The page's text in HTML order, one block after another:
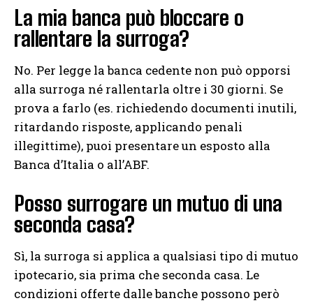
La mia banca può bloccare o
rallentare la surroga?
No. Per legge la banca cedente non può opporsi
alla surroga né rallentarla oltre i 30 giorni. Se
prova a farlo (es. richiedendo documenti inutili,
ritardando risposte, applicando penali
illegittime), puoi presentare un esposto alla
Banca d’Italia o all’ABF.
Posso surrogare un mutuo di una
seconda casa?
Sì, la surroga si applica a qualsiasi tipo di mutuo
ipotecario, sia prima che seconda casa. Le
condizioni offerte dalle banche possono però